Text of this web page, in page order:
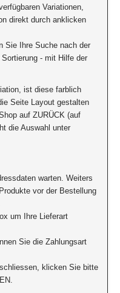
Variationen,
direkt durch anklicken
Sie Ihre Suche nach der
- mit Hilfe der
ist diese farblich
Seite Layout gestalten
auf ZURÜCK (auf
die Auswahl unter
warten. Weiters
vor der Bestellung
um Ihre Lieferart
Sie die Zahlungsart
klicken Sie bitte